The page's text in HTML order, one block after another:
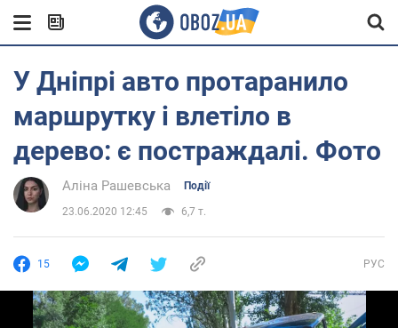
У Дніпрі авто протаранило
маршрутку і влетіло в
дерево: є постраждалі. Фото
Аліна Рашевська Події
23.06.2020 12:45 6,7 т.
15 РУС